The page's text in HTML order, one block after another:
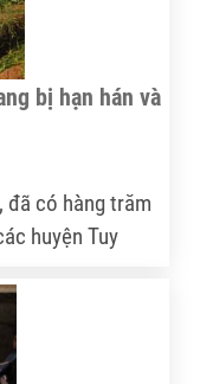
bị hạn hán và
đã có hàng trăm
huyện Tuy
khác. Ngoài
trong đó